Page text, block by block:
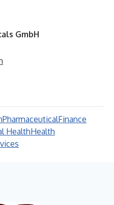
GmbH
PharmaceuticalFinance
HealthHealth